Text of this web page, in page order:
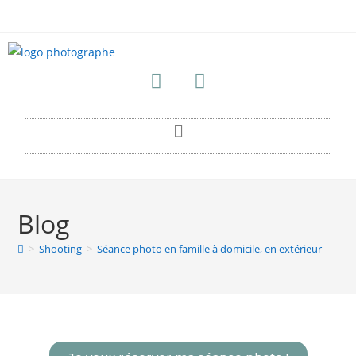
Blog
> Shooting > Séance photo en famille à domicile, en extérieur